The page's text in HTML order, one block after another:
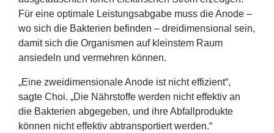
Für eine optimale Leistungsabgabe muss die Anode –
wo sich die Bakterien befinden – dreidimensional sein,
damit sich die Organismen auf kleinstem Raum
ansiedeln und vermehren können.
„Eine zweidimensionale Anode ist nicht effizient“,
sagte Choi. „Die Nährstoffe werden nicht effektiv an
die Bakterien abgegeben, und ihre Abfallprodukte
können nicht effektiv abtransportiert werden.“